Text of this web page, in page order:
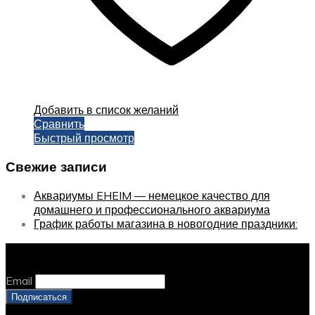
Добавить в список желаний
Сравнить
Быстрый просмотр
Свежие записи
Аквариумы EHEIM — немецкое качество для
домашнего и профессионального аквариума
График работы магазина в новогодние праздники:
Email